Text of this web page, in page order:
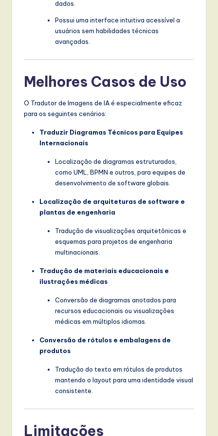
dados.
Possui uma interface intuitiva acessível a
usuários sem habilidades técnicas
avançadas.
Melhores Casos de Uso
O Tradutor de Imagens de IA é especialmente eficaz
para os seguintes cenários:
Traduzir Diagramas Técnicos para Equipes
Internacionais
Localização de diagramas estruturados,
como UML, BPMN e outros, para equipes de
desenvolvimento de software globais.
Localização de arquiteturas de software e
plantas de engenharia
Tradução de visualizações arquitetônicas e
esquemas para projetos de engenharia
multinacionais.
Tradução de materiais educacionais e
ilustrações médicas
Conversão de diagramas anotados para
recursos educacionais ou visualizações
médicas em múltiplos idiomas.
Conversão de rótulos e embalagens de
produtos
Tradução do texto em rótulos de produtos
mantendo o layout para uma identidade visual
consistente.
Limitações